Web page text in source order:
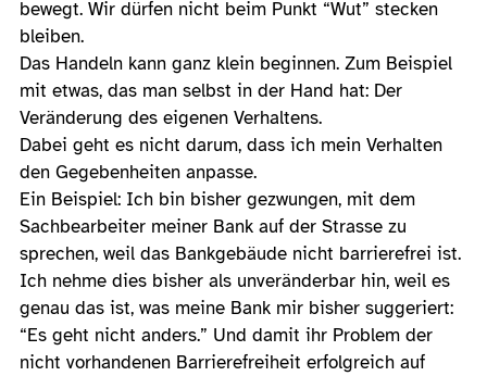
bewegt. Wir dürfen nicht beim Punkt “Wut” stecken
bleiben.
Das Handeln kann ganz klein beginnen. Zum Beispiel
mit etwas, das man selbst in der Hand hat: Der
Veränderung des eigenen Verhaltens.
Dabei geht es nicht darum, dass ich mein Verhalten
den Gegebenheiten anpasse.
Ein Beispiel: Ich bin bisher gezwungen, mit dem
Sachbearbeiter meiner Bank auf der Strasse zu
sprechen, weil das Bankgebäude nicht barrierefrei ist.
Ich nehme dies bisher als unveränderbar hin, weil es
genau das ist, was meine Bank mir bisher suggeriert:
“Es geht nicht anders.” Und damit ihr Problem der
nicht vorhandenen Barrierefreiheit erfolgreich auf